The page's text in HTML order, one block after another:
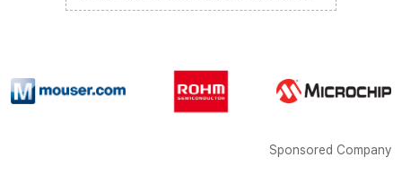
Sponsored Company